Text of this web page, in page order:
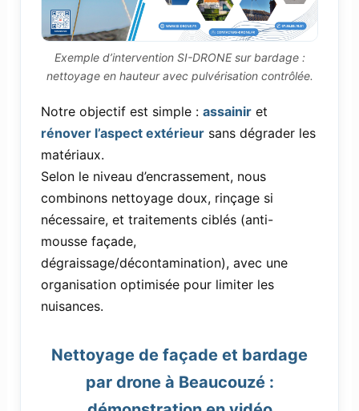
Exemple d’intervention SI-DRONE sur bardage :
nettoyage en hauteur avec pulvérisation contrôlée.
Notre objectif est simple : assainiret
rénover l’aspect extérieursans dégrader les
matériaux.
Selon le niveau d’encrassement, nous
combinons nettoyage doux, rinçage si
nécessaire, et traitements ciblés (anti-
mousse façade,
dégraissage/décontamination), avec une
organisation optimisée pour limiter les
nuisances.
Nettoyage de façade et bardage
par drone à Beaucouzé :